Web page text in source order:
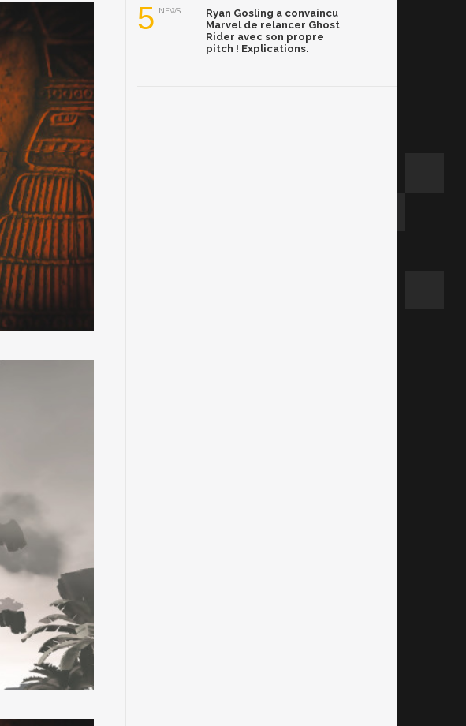
5 NEWS
Ryan Gosling a convaincu
Marvel de relancer Ghost
Rider avec son propre
pitch ! Explications.